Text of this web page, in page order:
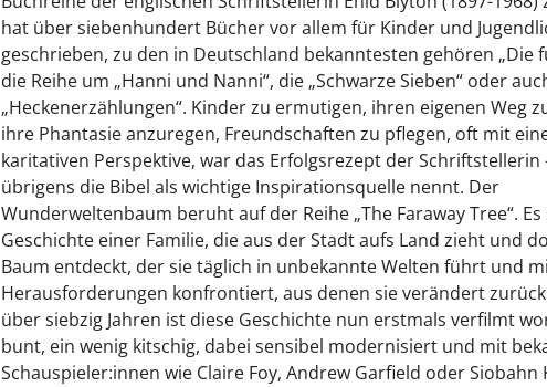
hat über siebenhundert Bücher vor allem für Kinder und
geschrieben, zu den in Deutschland bekanntesten gehören „Die
die Reihe um „Hanni und Nanni“, die „Schwarze Sieben“ oder
„Heckenerzählungen“. Kinder zu ermutigen, ihren eigenen Weg
ihre Phantasie anzuregen, Freundschaften zu pflegen, oft mit
karitativen Perspektive, war das Erfolgsrezept der Schriftstellerin
übrigens die Bibel als wichtige Inspirationsquelle nennt. Der
Wunderweltenbaum beruht auf der Reihe „The Faraway Tree“.
Geschichte einer Familie, die aus der Stadt aufs Land zieht und
Baum entdeckt, der sie täglich in unbekannte Welten führt und
Herausforderungen konfrontiert, aus denen sie verändert
über siebzig Jahren ist diese Geschichte nun erstmals verfilmt
bunt, ein wenig kitschig, dabei sensibel modernisiert und mit
Schauspieler:innen wie Claire Foy, Andrew Garfield oder Siobahn